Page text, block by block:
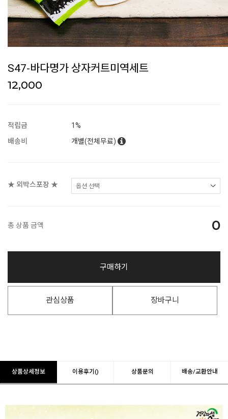
S47-바다명가 상자커트미역세트
12,000
적립금
1%
배송비
개별(전체무료)
★ 외박스포장 ★
총 상품 금액 0
구매하기
관심상품 장바구니
상품상세정보 이용후기() 상품문의 배송/교환안내